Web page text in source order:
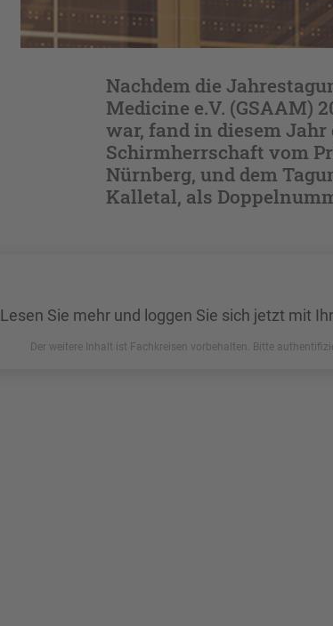
Nachdem die
Medicine e.V. (GSAAM)
war, fand in diesem Jahr
Schirmherrschaft vom
Nürnberg, und dem
Kalletal, als
Lesen Sie mehr und loggen Sie sich jetzt mit
Der weitere Inhalt ist Fachkreisen vorbehalten. Bitte